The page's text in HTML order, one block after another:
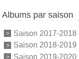
Albums par saison
Saison 2017-2018
Saison 2018-2019
Saison 2019-2020